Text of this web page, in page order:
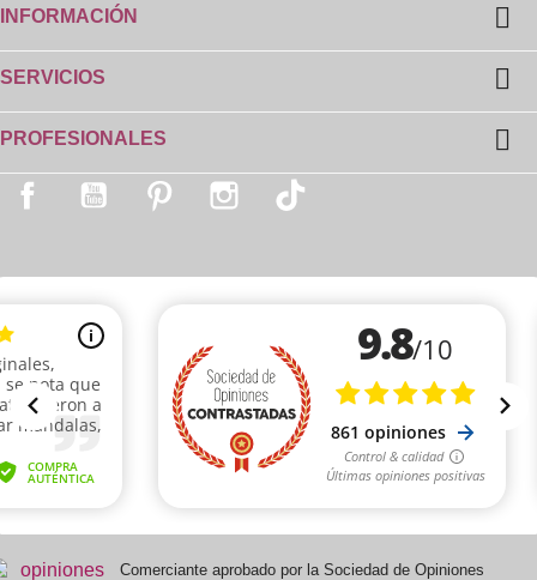
INFORMACIÓN 
SERVICIOS 
PROFESIONALES 
Facebook YouTube Pinterest Instagram
Comerciante aprobado por la Sociedad de Opiniones